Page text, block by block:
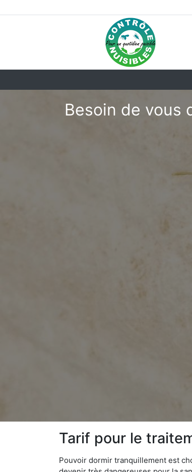
Besoin de vous
Tarif pour le
Pouvoir dormir tranquillement est